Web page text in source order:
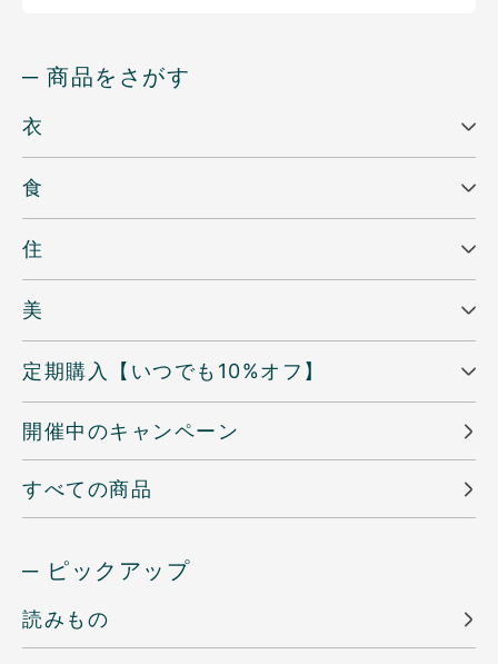
─ 商品をさがす
衣
食
住
美
定期購入【いつでも10%オフ】
開催中のキャンペーン
すべての商品
─ ピックアップ
読みもの